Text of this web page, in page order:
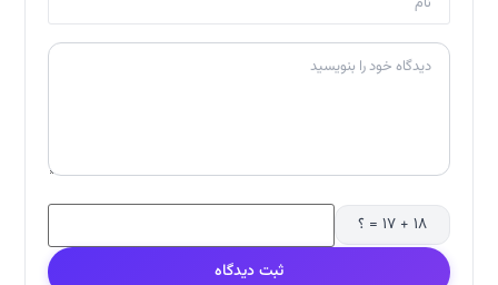
ثبت دیدگاه
۱۸ + ۱۷ = ؟